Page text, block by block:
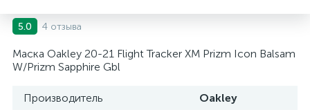
5.0 4 отзыва
Маска Oakley 20-21 Flight Tracker XM Prizm Icon Balsam
W/Prizm Sapphire Gbl
Производитель Oakley